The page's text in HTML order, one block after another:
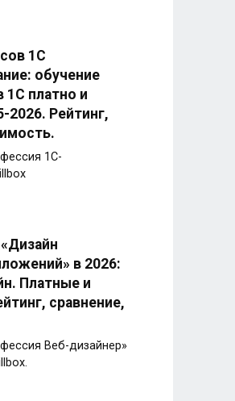
1С
обучение
1С платно и
2026. Рейтинг,
1C-
в 2026:
Платные и
сравнение,
Веб-дизайнер»